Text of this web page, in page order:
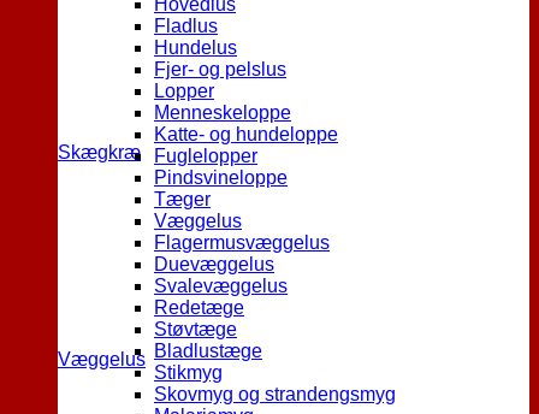
Skægkræ
Væggelus
Hovedlus
Fladlus
Hundelus
Fjer- og pelslus
Lopper
Menneskeloppe
Katte- og hundeloppe
Fuglelopper
Pindsvineloppe
Tæger
Væggelus
Flagermusvæggelus
Duevæggelus
Svalevæggelus
Redetæge
Støvtæge
Bladlustæge
Stikmyg
Skovmyg og strandengsmyg